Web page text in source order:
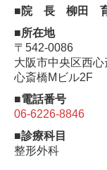
■院 長 柳田
■所在地
〒542-0086
大阪市中央区西
心斎橋Mビル2F
■電話番号
06-6226-8846
■診療科目
整形外科